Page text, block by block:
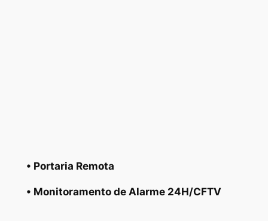
• Portaria Remota
• Monitoramento de Alarme 24H/CFTV